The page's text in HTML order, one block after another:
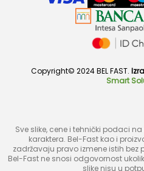
Copyright© 2024 BEL FAST.
Smart
Sve slike, cene i tehnički podaci
karaktera. Bel-Fast kao i
zadržavaju pravo izmene istih bez
Bel-Fast ne snosi odgovornost
slike nisu u